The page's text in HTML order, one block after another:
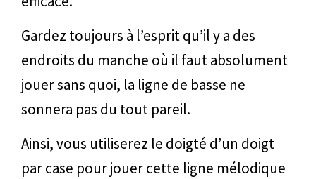
Gardez toujours à l’esprit qu’il y a des
endroits du manche où il faut absolument
jouer sans quoi, la ligne de basse ne
sonnera pas du tout pareil.
Ainsi, vous utiliserez le doigté d’un doigt
par case pour jouer cette ligne mélodique